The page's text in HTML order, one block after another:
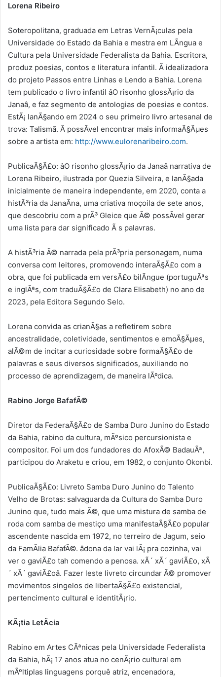
Lorena Ribeiro
Soteropolitana, graduada em Letras VernÃ¡culas pela
Universidade do Estado da Bahia e mestra em LÃ­ngua e
Cultura pela Universidade Federalista da Bahia. Escritora,
produz poesias, contos e literatura infantil. Ã idealizadora
do projeto Passos entre Linhas e Lendo a Bahia. Lorena
tem publicado o livro infantil âO risonho glossÃ¡rio da
Janaâ, e faz segmento de antologias de poesias e contos.
EstÃ¡ lanÃ§ando em 2024 o seu primeiro livro artesanal de
trova: Talismã. Ã possÃ­vel encontrar mais informaÃ§Ãµes
sobre a artista em: http://www.eulorenaribeiro.com.
PublicaÃ§Ã£o: âO risonho glossÃ¡rio da Janaâ narrativa de
Lorena Ribeiro, ilustrada por Quezia Silveira, e lanÃ§ada
inicialmente de maneira independente, em 2020, conta a
histÃ³ria da JanaÃ­na, uma criativa moçoila de sete anos,
que descobriu com a prÃ³ Gleice que Ã© possÃ­vel gerar
uma lista para dar significado Ã s palavras.
A histÃ³ria Ã© narrada pela prÃ³pria personagem, numa
conversa com leitores, promovendo interaÃ§Ã£o com a
obra, que foi publicada em versÃ£o bilÃ­ngue (portuguÃªs
e inglÃªs, com traduÃ§Ã£o de Clara Elisabeth) no ano de
2023, pela Editora Segundo Selo.
Lorena convida as crianÃ§as a refletirem sobre
ancestralidade, coletividade, sentimentos e emoÃ§Ãµes,
alÃ©m de incitar a curiosidade sobre formaÃ§Ã£o de
palavras e seus diversos significados, auxiliando no
processo de aprendizagem, de maneira lÃºdica.
Rabino Jorge BafafÃ©
Diretor da FederaÃ§Ã£o de Samba Duro Junino do Estado
da Bahia, rabino da cultura, mÃºsico percursionista e
compositor. Foi um dos fundadores do AfoxÃ© BadauÃª,
participou do Araketu e criou, em 1982, o conjunto Okonbi.
PublicaÃ§Ã£o: Livreto Samba Duro Junino do Talento
Velho de Brotas: salvaguarda da Cultura do Samba Duro
Junino que, tudo mais Ã©, que uma mistura de samba de
roda com samba de mestiço uma manifestaÃ§Ã£o popular
ascendente nascida em 1972, no terreiro de Jagum, seio
da FamÃ­lia BafafÃ©. âdona da lar vai lÃ¡ pra cozinha, vai
ver o gaviÃ£o tah comendo a penosa. xÃ´ xÃ´ gaviÃ£o, xÃ
´ xÃ´ gaviÃ£oâ. Fazer leste livreto circundar Ã© promover
movimentos singelos de libertaÃ§Ã£o existencial,
pertencimento cultural e identitÃ¡rio.
KÃ¡tia LetÃ­cia
Rabino em Artes CÃªnicas pela Universidade Federalista
da Bahia, hÃ¡ 17 anos atua no cenÃ¡rio cultural em
mÃºltiplas linguagens porquê atriz, encenadora,